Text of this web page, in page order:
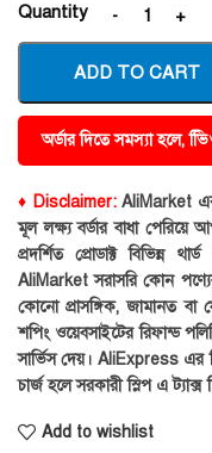
Quantity
ADD TO CART
অর্ডার দিতে সমস্যা হলে,
♦ Disclaimer:AliMarket
মূল লক্ষ্য বর্ডার বাধা
প্রদর্শিত প্রোডাক্ট বিভিন্ন
AliMarket সরাসরি কোন
কোনো প্রাসঙ্গিক, জামানত বা
শপিং ওয়েবসাইটের রিফান্ড
সার্ভিস দেয়। AliExpress এর
চার্জ হলে সরকারী স্লিপ এ
Add to wishlist